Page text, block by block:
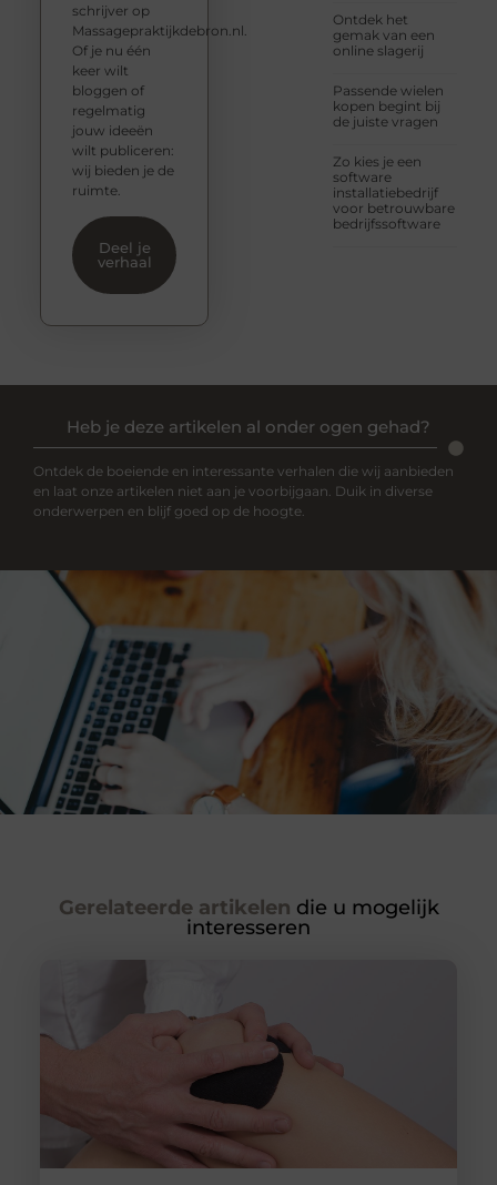
Ontdek het
gemak van een
online slagerij
Passende wielen
kopen begint bij
de juiste vragen
Zo kies je een
software
installatiebedrijf
voor betrouwbare
bedrijfssoftware
schrijver op
Massagepraktijkdebron.nl.
Of je nu één
keer wilt
bloggen of
regelmatig
jouw ideeën
wilt publiceren:
wij bieden je de
ruimte.
Deel je
verhaal
Heb je deze artikelen al onder ogen gehad?
Ontdek de boeiende en interessante verhalen die wij aanbieden
en laat onze artikelen niet aan je voorbijgaan. Duik in diverse
onderwerpen en blijf goed op de hoogte.
Gerelateerde artikelen die u mogelijk
interesseren